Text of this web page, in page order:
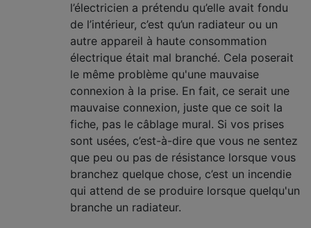
l’électricien a prétendu qu’elle avait fondu
de l’intérieur, c’est qu’un radiateur ou un
autre appareil à haute consommation
électrique était mal branché. Cela poserait
le même problème qu'une mauvaise
connexion à la prise. En fait, ce serait une
mauvaise connexion, juste que ce soit la
fiche, pas le câblage mural. Si vos prises
sont usées, c’est-à-dire que vous ne sentez
que peu ou pas de résistance lorsque vous
branchez quelque chose, c’est un incendie
qui attend de se produire lorsque quelqu'un
branche un radiateur.